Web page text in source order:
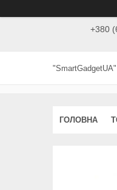
+380
"SmartGadgetUA"
ГОЛОВНА